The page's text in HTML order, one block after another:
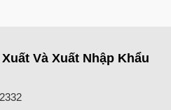
Và Xuất Nhập Khẩu